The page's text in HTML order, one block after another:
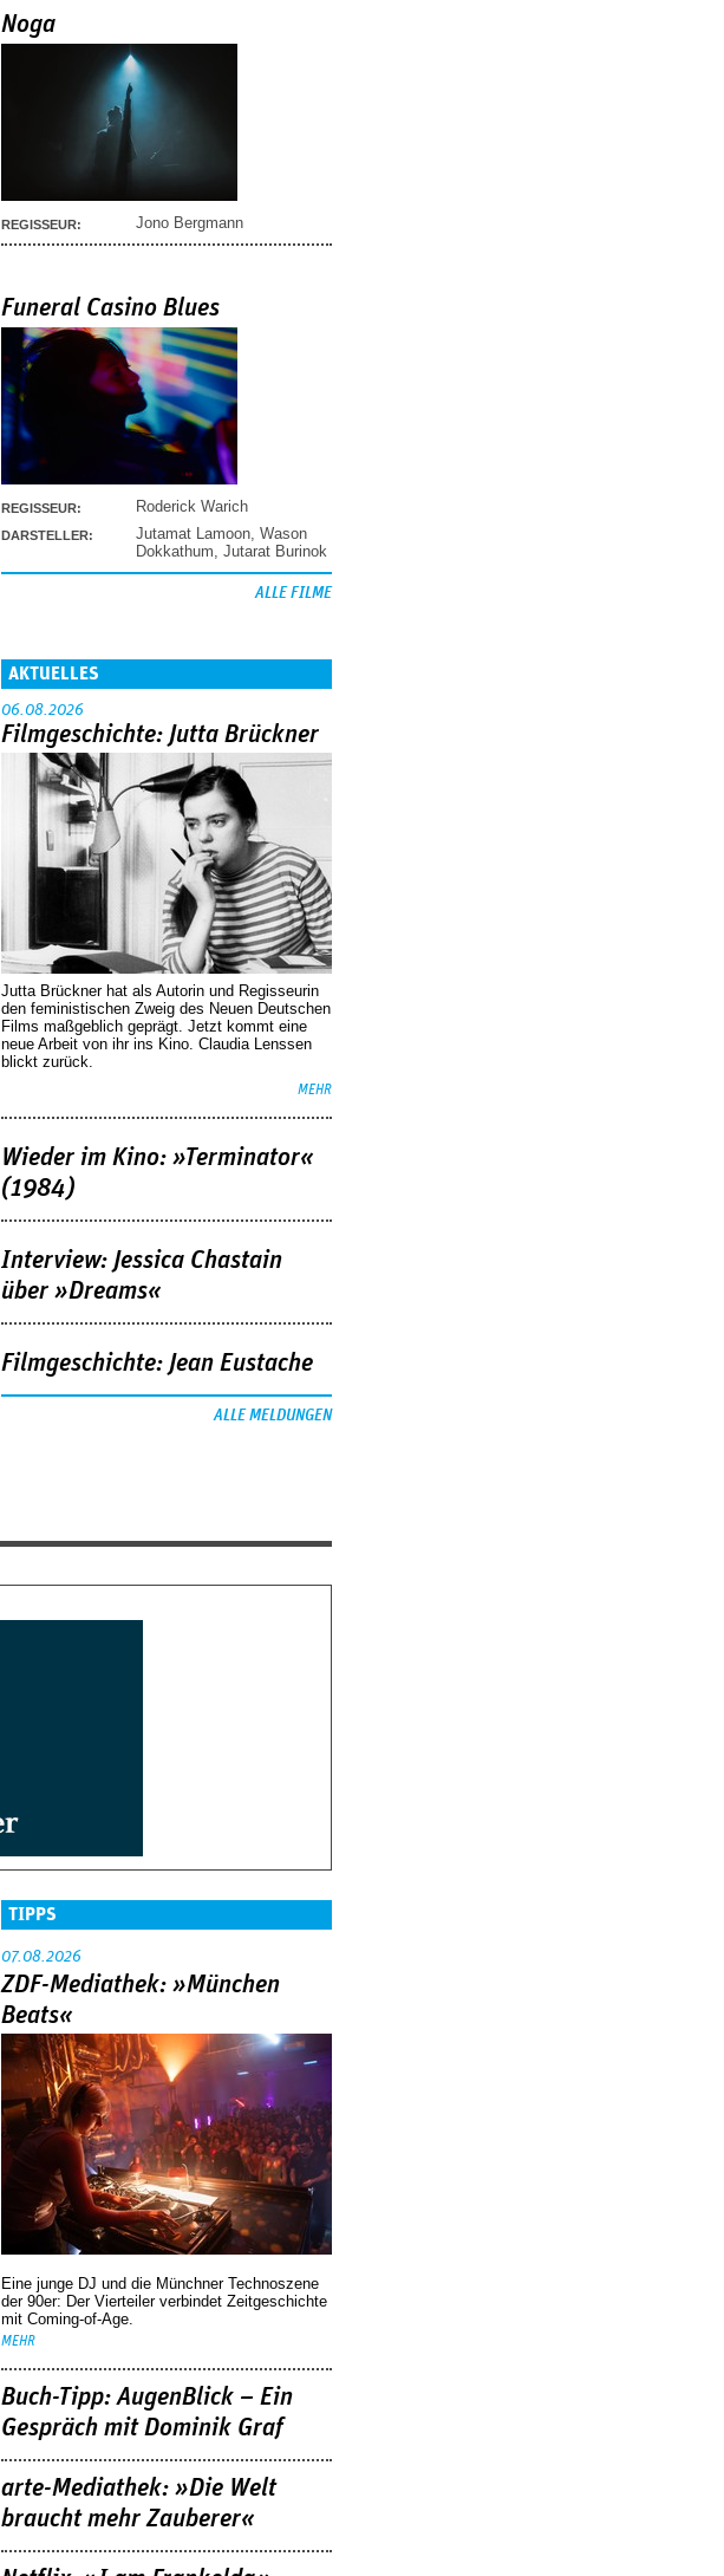
Noga
REGISSEUR: Jono Bergmann
Funeral Casino Blues
REGISSEUR: Roderick Warich
DARSTELLER: Jutamat Lamoon Wason
Dokkathum Jutarat Burinok
ALLE FILME
AKTUELLES
06.08.2026
Filmgeschichte: Jutta Brückner
Jutta Brückner hat als Autorin und Regisseurin
den feministischen Zweig des Neuen Deutschen
Films maßgeblich geprägt. Jetzt kommt eine
neue Arbeit von ihr ins Kino. Claudia Lenssen
blickt zurück.
MEHR
Wieder im Kino: »Terminator«
(1984)
Interview: Jessica Chastain
über »Dreams«
Filmgeschichte: Jean Eustache
ALLE MELDUNGEN
TIPPS
07.08.2026
ZDF-Mediathek: »München
Beats«
Eine junge DJ und die Münchner Technoszene
der 90er: Der Vierteiler verbindet Zeitgeschichte
mit Coming-of-Age.
MEHR
Buch-Tipp: AugenBlick – Ein
Gespräch mit Dominik Graf
arte-Mediathek: »Die Welt
braucht mehr Zauberer«